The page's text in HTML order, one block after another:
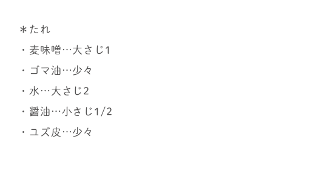
＊たれ
・麦味噌…大さじ1
・ゴマ油…少々
・水…大さじ2
・醤油…小さじ1/2
・ユズ皮…少々